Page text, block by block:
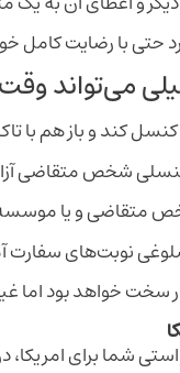
حتی با رضایت کامل
می‌تواند
کند و باز هم با
شخص متقاضی
متقاضی و یا
شلوغی نوبت‌های
سخت خواهد بود
شما برای